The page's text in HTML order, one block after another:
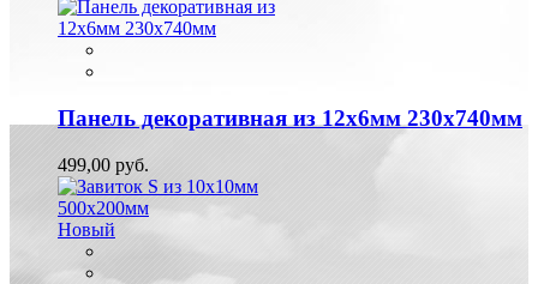
Панель декоративная из 12х6мм 230х740мм
499,00 руб.
Новый